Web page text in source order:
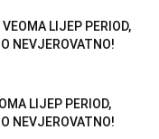
LIJEP PERIOD,
NEVJEROVATNO!
LIJEP PERIOD,
NEVJEROVATNO!